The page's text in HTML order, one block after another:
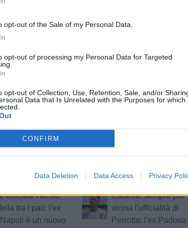
opt-out of the Sale of my Personal Data.
opt-out of processing my Personal Data for Targeted
opt-out of Collection, Use, Retention, Sale, and/or
Data that Is Unrelated with the Purposes for which
CONFIRM
Data Deletion Data Access Privacy
- Calciomercato
Cisco
Brescia: sul
anche ufficiale: Marco
si riparte da
mancano solo
dalla Salernitana
Foggia,
Oviszach dall'Ascoli
ufficiale l'arrivo
tra i pali: l'ex
è un nuovo
Catania, sempre più
vicina l'ufficialità di
Perrotta: l'ex Padova